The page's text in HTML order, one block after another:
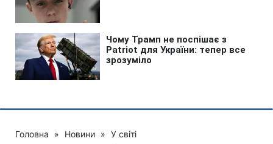
Головна » Новини » У світі